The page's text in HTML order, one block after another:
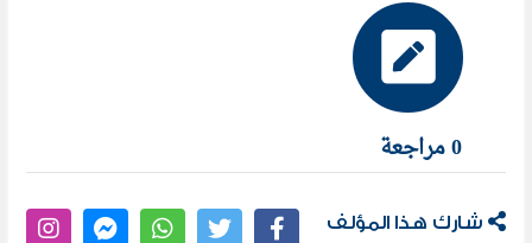
0 مراجعة
شارك هذا المؤلف